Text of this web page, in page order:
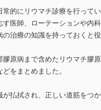
的にリウマチ診療を行って
医師、ローテーションや内
治療の知識を持っておくと役
原病まで含めたリウマチ膠
をまとめました。
払拭され、正しい道筋をつ